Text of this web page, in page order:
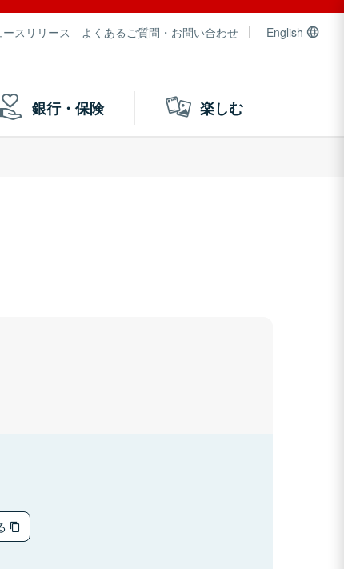
ースリリース よくあるご質問・お問い合わせ English
銀行・保険 楽しむ